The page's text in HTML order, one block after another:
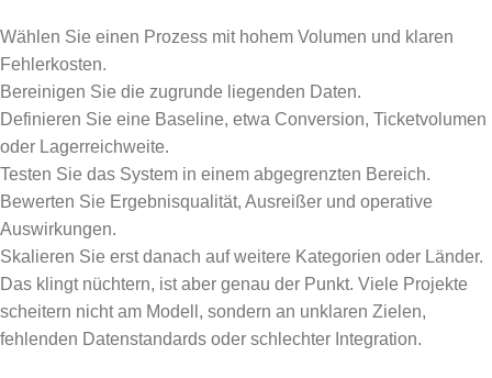
Wählen Sie einen Prozess mit hohem Volumen und klaren
Fehlerkosten.
Bereinigen Sie die zugrunde liegenden Daten.
Definieren Sie eine Baseline, etwa Conversion, Ticketvolumen
oder Lagerreichweite.
Testen Sie das System in einem abgegrenzten Bereich.
Bewerten Sie Ergebnisqualität, Ausreißer und operative
Auswirkungen.
Skalieren Sie erst danach auf weitere Kategorien oder Länder.
Das klingt nüchtern, ist aber genau der Punkt. Viele Projekte
scheitern nicht am Modell, sondern an unklaren Zielen,
fehlenden Datenstandards oder schlechter Integration.